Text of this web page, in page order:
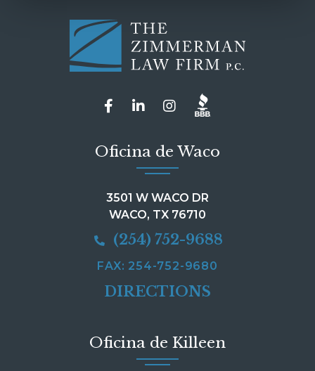
Oficina de Waco
3501 W WACO DR
WACO, TX 76710
(254) 752-9688
FAX: 254-752-9680
DIRECTIONS
Oficina de Killeen